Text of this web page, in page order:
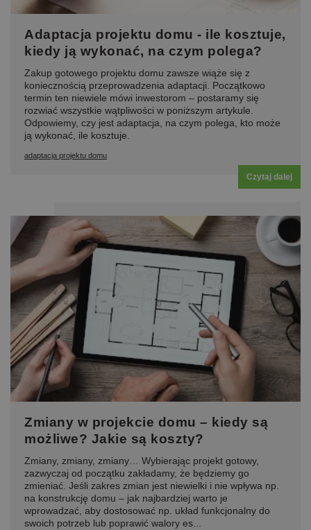
Adaptacja projektu domu - ile kosztuje,
kiedy ją wykonać, na czym polega?
Zakup gotowego projektu domu zawsze wiąże się z
koniecznością przeprowadzenia adaptacji. Początkowo
termin ten niewiele mówi inwestorom – postaramy się
rozwiać wszystkie wątpliwości w poniższym artykule.
Odpowiemy, czy jest adaptacja, na czym polega, kto może
ją wykonać, ile kosztuje.
adaptacja projektu domu
Czytaj dalej
Zmiany w projekcie domu – kiedy są
możliwe? Jakie są koszty?
Zmiany, zmiany, zmiany… Wybierając projekt gotowy,
zazwyczaj od początku zakładamy, że będziemy go
zmieniać. Jeśli zakres zmian jest niewielki i nie wpływa np.
na konstrukcję domu – jak najbardziej warto je
wprowadzać, aby dostosować np. układ funkcjonalny do
swoich potrzeb lub poprawić walory es...